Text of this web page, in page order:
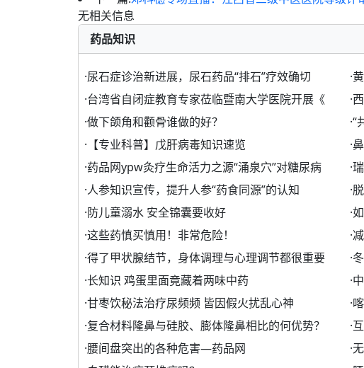
无相关信息
药品知识
·尿石症诊治新进展，尿石药品“排石”疗效确切 ·
·台湾省自闭症教育专家莅临暨南大学医院开展《 ·
·做下颌角和颧骨谁做的好？ ·“
· 【专业科普】戊肝病毒知识速览 ·
·药品网ypw灸疗生命活力之源“涌泉穴”对糖尿病 ·
·人参知识宣传，提升人参“药食同源”的认知 ·
·防儿童溺水 安全锦囊要收好 ·
·这些药慎买慎用！非常危险！ ·
·得了甲状腺结节，身体调理与心理调节都很重要 ·
·长知识 鸡蛋里面竟藏着两味中药 ·
·甘枣饮秘法治疗尿频频 皆因假火扰乱心神 ·
·复合材料隆鼻与硅胶、膨体隆鼻相比的何优势？ ·
·腰间盘突出的各种危害—药品网 ·